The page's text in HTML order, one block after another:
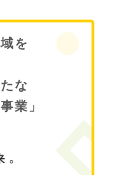
を
な
業」